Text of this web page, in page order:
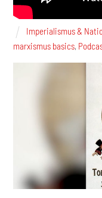
Imperialismus &
marxismus basics,